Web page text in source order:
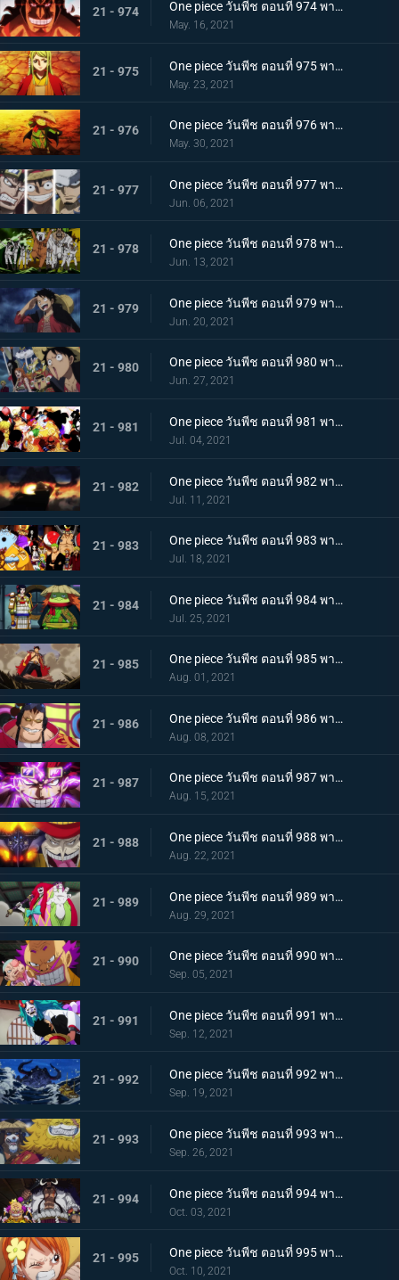
21 - 974 One piece วันพีช ตอนที่ 974 พากย์ไทย โอเด้งจะไม่ใช่โอเด้งถ้าไม่ต้ม!
May. 16, 2021
21 - 975 One piece วันพีช ตอนที่ 975 พากย์ไทย ปราสาทลุกเป็นไฟ! โชคชะตาของตระกูลโคสึกิ!
May. 23, 2021
21 - 976 One piece วันพีช ตอนที่ 976 พากย์ไทย กลับสู่ปัจจุบัน! 20 ปีต่อมา
May. 30, 2021
21 - 977 One piece วันพีช ตอนที่ 977 พากย์ไทย ทะเลมีไว้สำหรับโจรสลัด! บุก! มุ่งสู่โอนิกาชิมะ
Jun. 06, 2021
21 - 978 One piece วันพีช ตอนที่ 978 พากย์ไทย รุ่นที่เลวร้ายที่สุดมาแล้ว! การต่อสู้กลางทะเลอันดุเดือด
Jun. 13, 2021
21 - 979 One piece วันพีช ตอนที่ 979 พากย์ไทย โชคดีงั้นรึ!? แผนการของคินเอม่อน
Jun. 20, 2021
21 - 980 One piece วันพีช ตอนที่ 980 พากย์ไทย สัญญาแห่งน้ำตา! โมโมโนะสุเกะถูกลักพาตัว
Jun. 27, 2021
21 - 981 One piece วันพีช ตอนที่ 981 พากย์ไทย พวกพ้องคนใหม่! ชายชาตรีแห่งท้องทะเล จินเบ!
Jul. 04, 2021
21 - 982 One piece วันพีช ตอนที่ 982 พากย์ไทย ไพ่ตายของไคโด หกล่องนภาปรากฏตัว
Jul. 11, 2021
21 - 983 One piece วันพีช ตอนที่ 983 พากย์ไทย เหล่าซามูไรเอาจริง! ขึ้นฝั่งเกาะโอนิกาชิมะ
Jul. 18, 2021
21 - 984 One piece วันพีช ตอนที่ 984 พากย์ไทย ลูฟี่อาละวาด ลอบเข้างานเลี้ยงของไคโด
Jul. 25, 2021
21 - 985 One piece วันพีช ตอนที่ 985 พากย์ไทย ความรู้สึกถึงโอทามะ หนึ่งหมัดแห่งความโกรธของลูฟี่
Aug. 01, 2021
21 - 986 One piece วันพีช ตอนที่ 986 พากย์ไทย ดนตรีต่อสู้ พลังที่จู่โจมใส่ลูฟี่
Aug. 08, 2021
21 - 987 One piece วันพีช ตอนที่ 987 พากย์ไทย ฝันแตกสลาย กับดักล่อลวงซันจิ
Aug. 15, 2021
21 - 988 One piece วันพีช ตอนที่ 988 พากย์ไทย กำลังเสริมมาถึง! หัวหน้าหน่วยกลุ่มโจรสลัดหนวดขาว
Aug. 22, 2021
21 - 989 One piece วันพีช ตอนที่ 989 พากย์ไทย คำสาบานของบุรุษ! บราคิโอ้แทงก์สู้ดุเดือด
Aug. 29, 2021
21 - 990 One piece วันพีช ตอนที่ 990 พากย์ไทย ฟ้าสนั่น 8 ทิศ! ลูกชายไคโดปรากฏตัว
Sep. 05, 2021
21 - 991 One piece วันพีช ตอนที่ 991 พากย์ไทย เป็นศัตรูหรือเป็นมิตร? ลูฟี่กับยามาโตะ
Sep. 12, 2021
21 - 992 One piece วันพีช ตอนที่ 992 พากย์ไทย อยากจะเป็นโอเด้ง ความรู้สึกของยามาโตะ
Sep. 19, 2021
21 - 993 One piece วันพีช ตอนที่ 993 พากย์ไทย ระเบิด! พันธนาการที่มัดอิสระของยามาโตะ
Sep. 26, 2021
21 - 994 One piece วันพีช ตอนที่ 994 พากย์ไทย ปลอกดาบแดงดวลกันตัวต่อตัว คิคุโนะโจ ปะทะ คันจูโร่
Oct. 03, 2021
21 - 995 One piece วันพีช ตอนที่ 995 พากย์ไทย จู่โจมปณิธานของโอเด้งที่สืบทอดมา
Oct. 10, 2021